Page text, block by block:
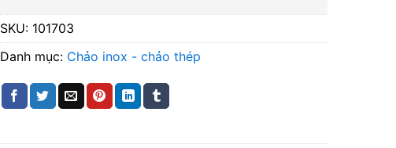
SKU: 101703
Danh mục: Chảo inox - chảo thép